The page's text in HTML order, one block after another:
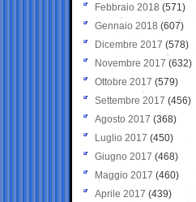
Febbraio 2018 (571)
Gennaio 2018 (607)
Dicembre 2017 (578)
Novembre 2017 (632)
Ottobre 2017 (579)
Settembre 2017 (456)
Agosto 2017 (368)
Luglio 2017 (450)
Giugno 2017 (468)
Maggio 2017 (460)
Aprile 2017 (439)